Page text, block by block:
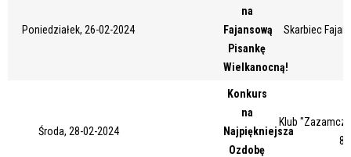
Poniedziałek, 26-02-2024
na
Fajansową
Pisankę
Wielkanocną!
Skarbiec
Środa, 28-02-2024
Konkurs
na
Najpiękniejsza
Ozdobę
Klub
87